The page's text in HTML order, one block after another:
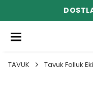
TAVUK Tavuk Folluk